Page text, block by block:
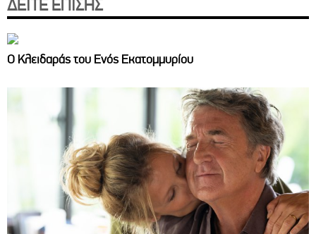
ΔΕΙΤΕ ΕΠΙΣΗΣ
Ο Κλειδαράς του Ενός Εκατομμυρίου